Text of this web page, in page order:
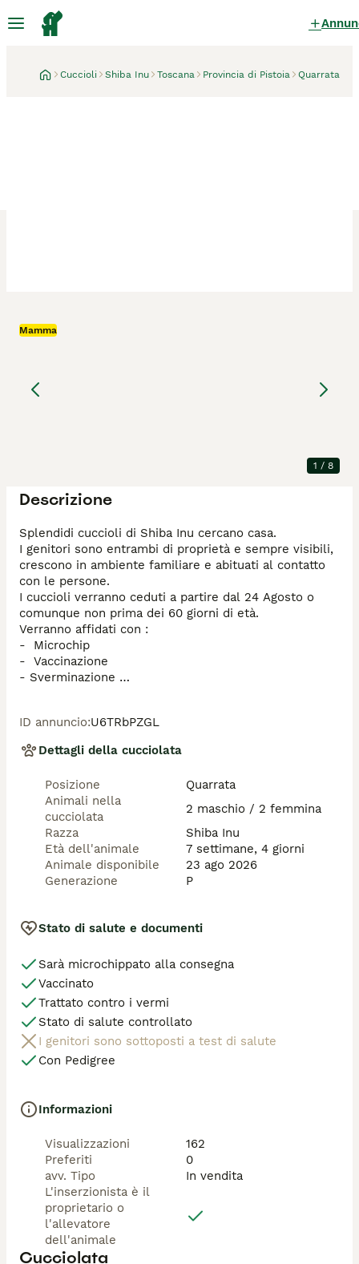
Cuccioli Shiba Inu Toscana Provincia di Pistoia Quarrata
Mamma
1 / 8
7 settimane
Descrizione
Splendidi cuccioli di Shiba Inu cercano casa.
I genitori sono entrambi di proprietà e sempre visibili,
crescono in ambiente familiare e abituati al contatto
con le persone.
I cuccioli verranno ceduti a partire dal 24 Agosto o
comunque non prima dei 60 giorni di età.
Verranno affidati con :
-  Microchip
-  Vaccinazione
- Sverminazione
Amiamo i nostri cani e questa razza, per questo se è
la prima volta con uno Shiba ti consigliamo un iniziale
intelligenti, curiosi, amanti delle passeggiate e adatti
ai bambini. Hanno bisogno di coerenza e rispetto dei
loro tempi.
Sanno essere affabili e dolci, ma anche testardi... per
questo il rinforzo positivo è la strada migliore
nell'educarli.
Saranno dei meravigliosi compagni di vita.
Per altre informazioni contatta il numero :  3393881121
ID annuncio:U6TRbPZGL
Dettagli della cucciolata
Posizione
Quarrata
Animali nella
cucciolata
2 maschio / 2 femmina
Razza
Shiba Inu
Età dell'animale
7 settimane, 4 giorni
Animale disponibile
23 ago 2026
Generazione
P
Stato di salute e documenti
Sarà microchippato alla consegna
Vaccinato
Trattato contro i vermi
Stato di salute controllato
I genitori sono sottoposti a test di salute
Con Pedigree
Informazioni
Visualizzazioni
162
Preferiti
0
avv. Tipo
In vendita
L'inserzionista è il
proprietario o
l'allevatore
dell'animale
Cucciolata